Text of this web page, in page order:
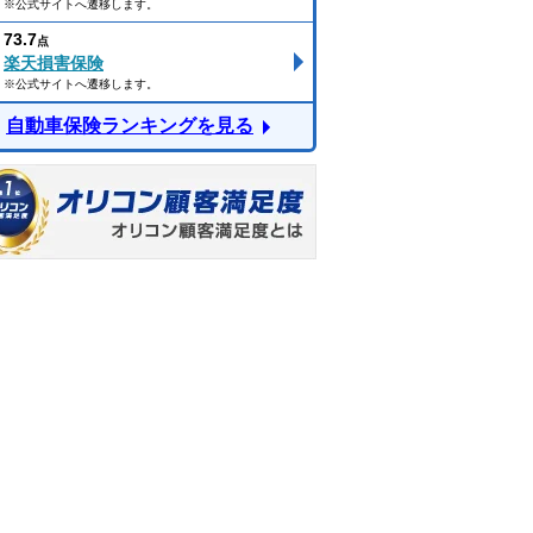
※公式サイトへ遷移します。
73.7点
楽天損害保険
※公式サイトへ遷移します。
自動車保険ランキングを見る